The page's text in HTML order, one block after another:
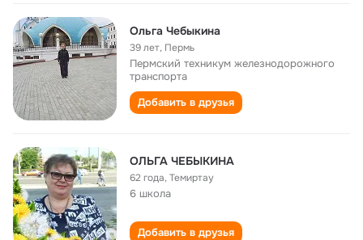
Ольга Чебыкина
39 лет, Пермь
Пермский техникум железнодорожного
транспорта
Добавить в друзья
ОЛЬГА ЧЕБЫКИНА
62 года,Темиртау
6 школа
Добавить в друзья